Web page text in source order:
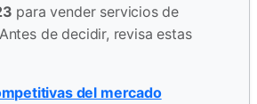
para vender servicios de
de decidir, revisa estas
del mercado